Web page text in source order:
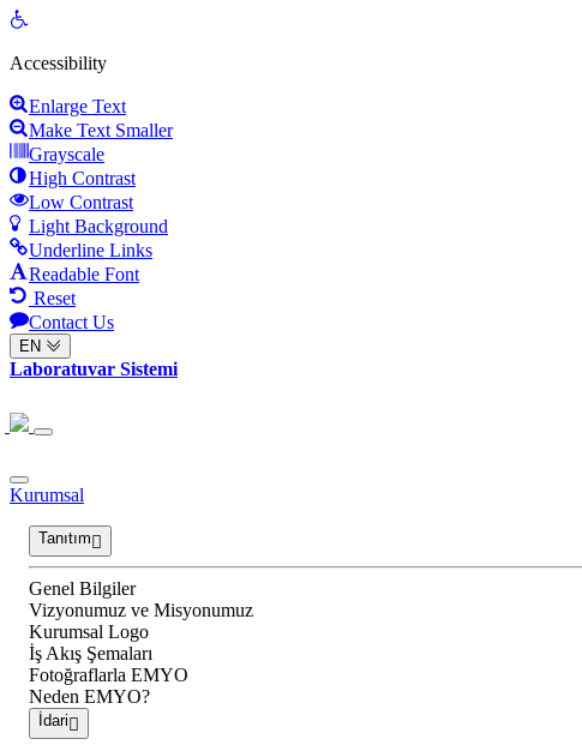
Open
Accessibility
Enlarge Text
Make Text Smaller
Grayscale
High Contrast
Low Contrast
Light Background
Underline Links
Readable Font
Reset
Contact Us
EN
Laboratuvar Sistemi
Kurumsal
Tanıtım
Genel Bilgiler
Vizyonumuz ve Misyonumuz
Kurumsal Logo
İş Akış Şemaları
Fotoğraflarla EMYO
Neden EMYO?
İdari